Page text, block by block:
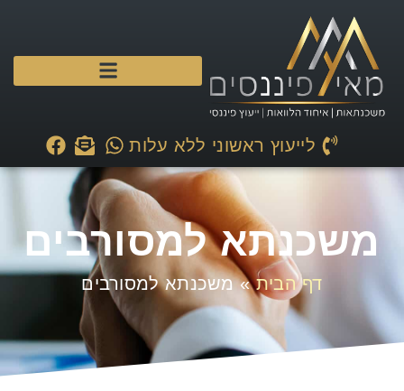
לייעוץ ראשוני ללא עלות
משכנתא למסורבים
דף הבית»משכנתא למסורבים